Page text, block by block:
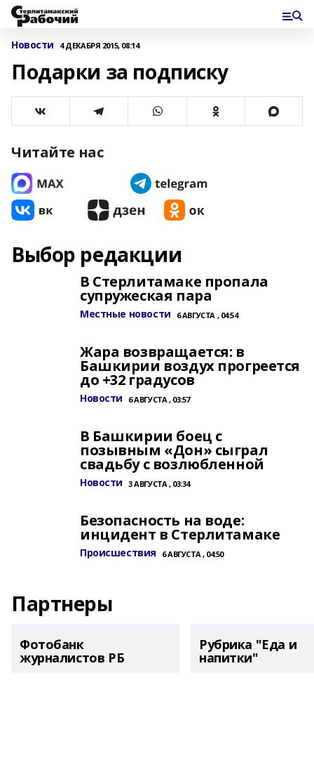
Новости 4 ДЕКАБРЯ 2015, 08:14
Подарки за подписку
Читайте нас
Выбор редакции
В Стерлитамаке пропала
супружеская пара
Местные новости 6 АВГУСТА , 04:54
Жара возвращается: в
Башкирии воздух прогреется
до +32 градусов
Новости 6 АВГУСТА , 03:57
В Башкирии боец с
позывным «Дон» сыграл
свадьбу с возлюбленной
Новости 3 АВГУСТА , 03:34
Безопасность на воде:
инцидент в Стерлитамаке
Происшествия 6 АВГУСТА , 04:50
Партнеры
Фотобанк
журналистов РБ
Рубрика "Еда и
напитки"